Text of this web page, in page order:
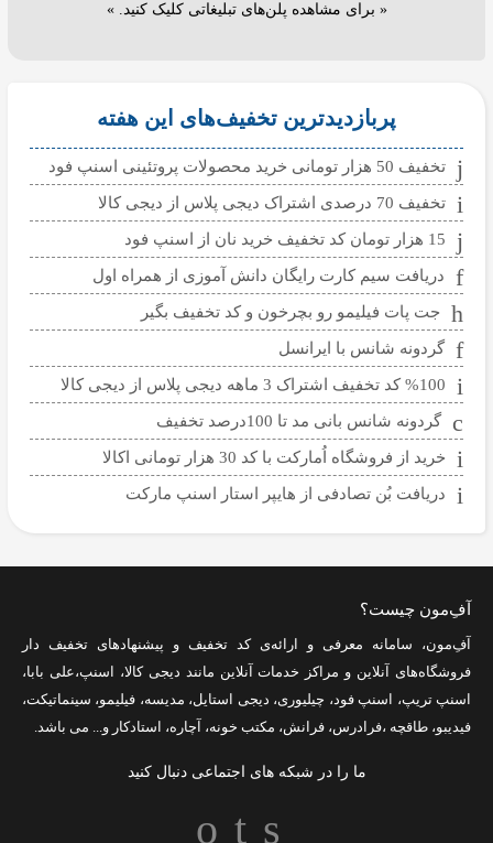
« برای مشاهده پلن‌های تبلیغاتی کلیک کنید. »
پربازدیدترین تخفیف‌های این هفته
تخفیف 50 هزار تومانی خرید محصولات پروتئینی اسنپ فود
تخفیف 70 درصدی اشتراک دیجی پلاس از دیجی کالا
15 هزار تومان کد تخفیف خرید نان از اسنپ فود
دریافت سیم کارت رایگان دانش آموزی از همراه اول
جت پات فیلیمو رو بچرخون و کد تخفیف بگیر
گردونه شانس با ایرانسل
%100 کد تخفیف اشتراک 3 ماهه دیجی پلاس از دیجی کالا
گردونه شانس بانی مد تا 100درصد تخفیف
خرید از فروشگاه اُمارکت با کد 30 هزار تومانی اکالا
دریافت بُن تصادفی از هایپر استار اسنپ مارکت
آفِ‌مون چیست؟
آفِ‌مون، سامانه معرفی و ارائه‌یکد تخفیف و پیشنهادهای تخفیف دار
فروشگاه‌های آنلاین و مراکز خدمات آنلاین مانند دیجی کالا، اسنپ،علی بابا،
اسنپ تریپ، اسنپ فود، چیلیوری، دیجی استایل، مدیسه، فیلیمو، سینماتیکت،
فیدیبو، طاقچه ،فرادرس، فرانش، مکتب خونه، آچاره، استادکار و... می باشد.
ما را در شبکه های اجتماعی دنبال کنید